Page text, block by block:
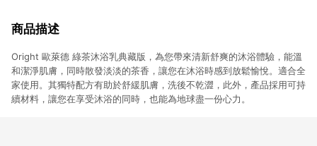
商品描述
Oright 歐萊德 綠茶沐浴乳典藏版，為您帶來清新舒爽的沐浴體驗，能溫
和潔淨肌膚，同時散發淡淡的茶香，讓您在沐浴時感到放鬆愉悅。適合全
家使用。其獨特配方有助於舒緩肌膚，洗後不乾澀，此外，產品採用可持
續材料，讓您在享受沐浴的同時，也能為地球盡一份心力。